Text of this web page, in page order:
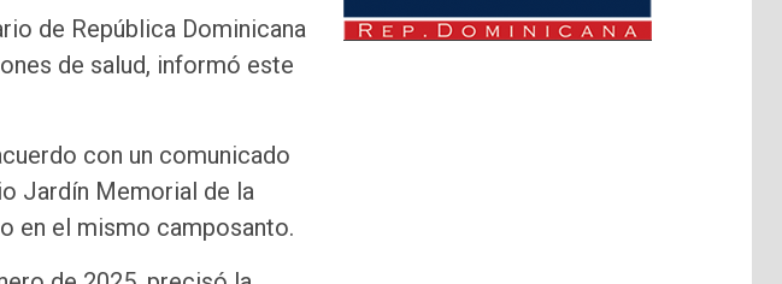
de República Dominicana
de salud, informó este
con un comunicado
Jardín Memorial de la
en el mismo camposanto.